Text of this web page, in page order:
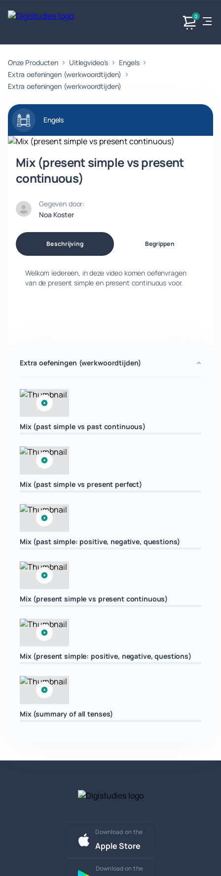
0
Exacte
vakken
Geen
vakken.
Taalvakken
Geen
vakken.
Maatschappijvakken
Geen vakken.
Onze Producten Uitlegvideo's
Engels
Extra oefeningen (werkwoordtijden)
Extra oefeningen (werkwoordtijden)
Engels
Mix (present simple vs present
continuous)
Gegeven door:
Noa Koster
Beschrijving Begrippen
Welkom iedereen, in deze video komen oefenvragen
van de present simple en present continuous voor.
Extra oefeningen (werkwoordtijden)
Mix (past simple vs past continuous)
Mix (past simple vs present perfect)
Mix (past simple: positive, negative, questions)
Mix (present simple vs present continuous)
Mix (present simple: positive, negative, questions)
Mix (summary of all tenses)
Download on the
Apple Store
Download on the